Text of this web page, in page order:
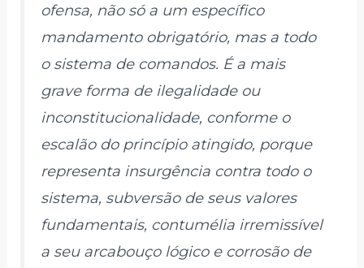
ofensa, não só a um específico
mandamento obrigatório, mas a todo
o sistema de comandos. É a mais
grave forma de ilegalidade ou
inconstitucionalidade, conforme o
escalão do princípio atingido, porque
representa insurgência contra todo o
sistema, subversão de seus valores
fundamentais, contumélia irremissível
a seu arcabouço lógico e corrosão de